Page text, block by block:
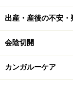
出産・産後の不安・
会陰切開
カンガルーケア